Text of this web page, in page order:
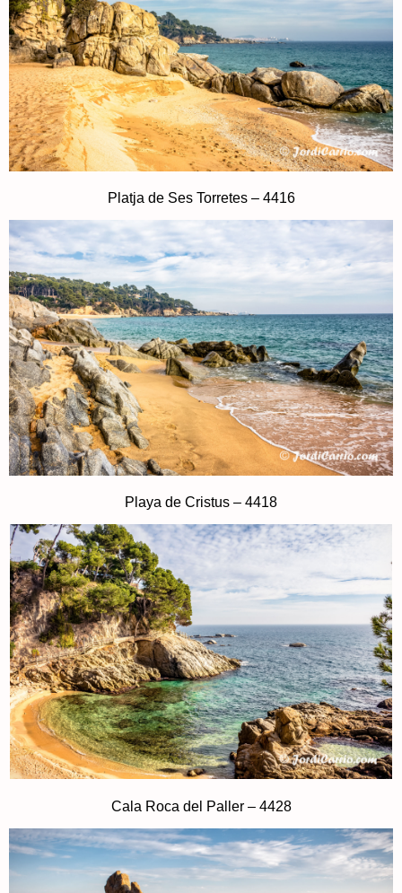
Platja de Ses Torretes – 4416
Playa de Cristus – 4418
Cala Roca del Paller – 4428